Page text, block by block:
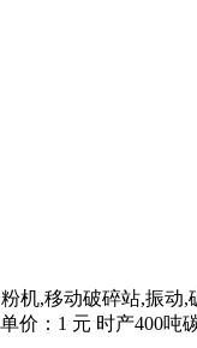
机,移动破碎站,振
价：1 元 时产400吨